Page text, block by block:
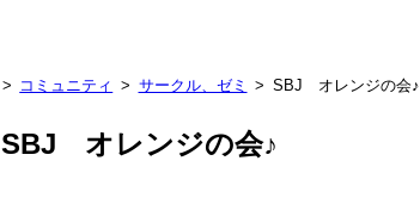
コミュニティ サークル、ゼミ SBJ オレンジの会♪
SBJ オレンジの会♪